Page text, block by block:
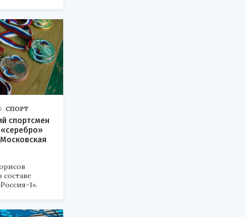
СПОРТ
спортсмен
составе
1».